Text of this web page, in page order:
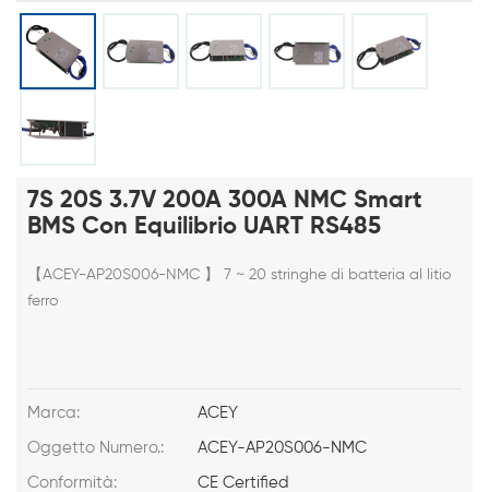
7S 20S 3.7V 200A 300A NMC Smart
BMS Con Equilibrio UART RS485
【ACEY-AP20S006-NMC 】 7 ~ 20 stringhe di batteria al litio
ferro
Marca: ACEY
Oggetto Numero.: ACEY-AP20S006-NMC
Conformità: CE Certified